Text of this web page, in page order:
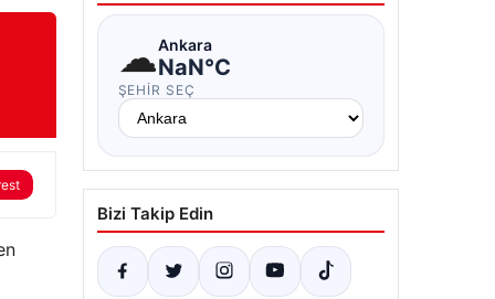
☁Ankara
NaN°C
ŞEHIR SEÇ
Bizi Takip Edin